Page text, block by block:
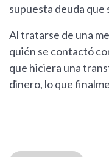
supuesta deuda que
Al tratarse de una
quién se contactó
que hiciera una
dinero, lo que